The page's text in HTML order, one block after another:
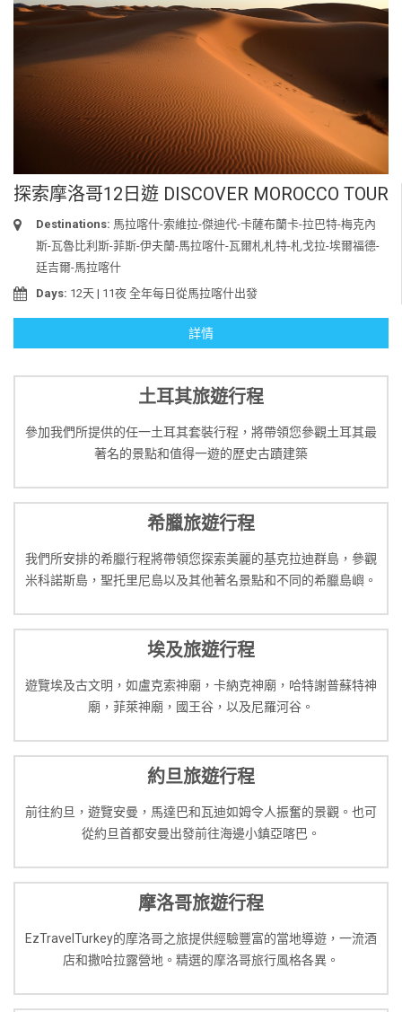
探索摩洛哥12日遊 DISCOVER MOROCCO TOUR
Destinations: 馬拉喀什-索維拉-傑迪代-卡薩布蘭卡-拉巴特-梅克內
斯-瓦魯比利斯-菲斯-伊夫蘭-馬拉喀什-瓦爾札札特-札戈拉-埃爾福德-
廷吉爾-馬拉喀什
Days: 12天 | 11夜 全年每日從馬拉喀什出發
詳情
土耳其旅遊行程
參加我們所提供的任一土耳其套裝行程，將帶領您參觀土耳其最
著名的景點和值得一遊的歷史古蹟建築
希臘旅遊行程
我們所安排的希臘行程將帶領您探索美麗的基克拉迪群島，參觀
米科諾斯島，聖托里尼島以及其他著名景點和不同的希臘島嶼。
埃及旅遊行程
遊覽埃及古文明，如盧克索神廟，卡納克神廟，哈特謝普蘇特神
廟，菲萊神廟，國王谷，以及尼羅河谷。
約旦旅遊行程
前往約旦，遊覽安曼，馬達巴和瓦迪如姆令人振奮的景觀。也可
從約旦首都安曼出發前往海邊小鎮亞喀巴。
摩洛哥旅遊行程
EzTravelTurkey的摩洛哥之旅提供經驗豐富的當地導遊，一流酒
店和撒哈拉露營地。精選的摩洛哥旅行風格各異。